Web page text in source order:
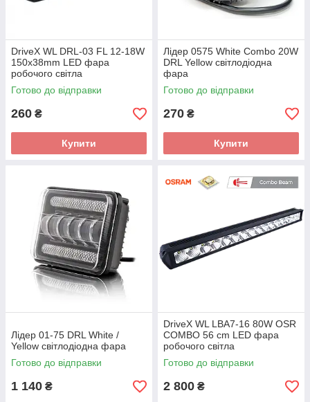
DriveX WL DRL-03 FL 12-18W
150x38mm LED фара
робочого світла
Готово до відправки
260 ₴
Купити
Лідер 0575 White Combo 20W
DRL Yellow світлодіодна
фара
Готово до відправки
270 ₴
Купити
Лідер 01-75 DRL White /
Yellow світлодіодна фара
Готово до відправки
1 140 ₴
DriveX WL LBA7-16 80W OSR
COMBO 56 cm LED фара
робочого світла
Готово до відправки
2 800 ₴